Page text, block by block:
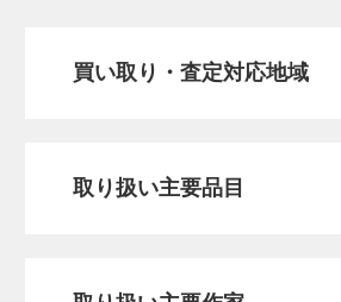
買い取り・査定対応地域
取り扱い主要品目